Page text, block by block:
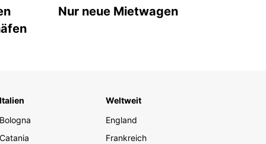
Nur neue Mietwagen
Italien
Bologna
Catania
Weltweit
England
Frankreich